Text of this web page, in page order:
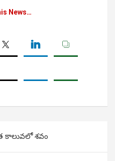
News…
కాలువలో శవం